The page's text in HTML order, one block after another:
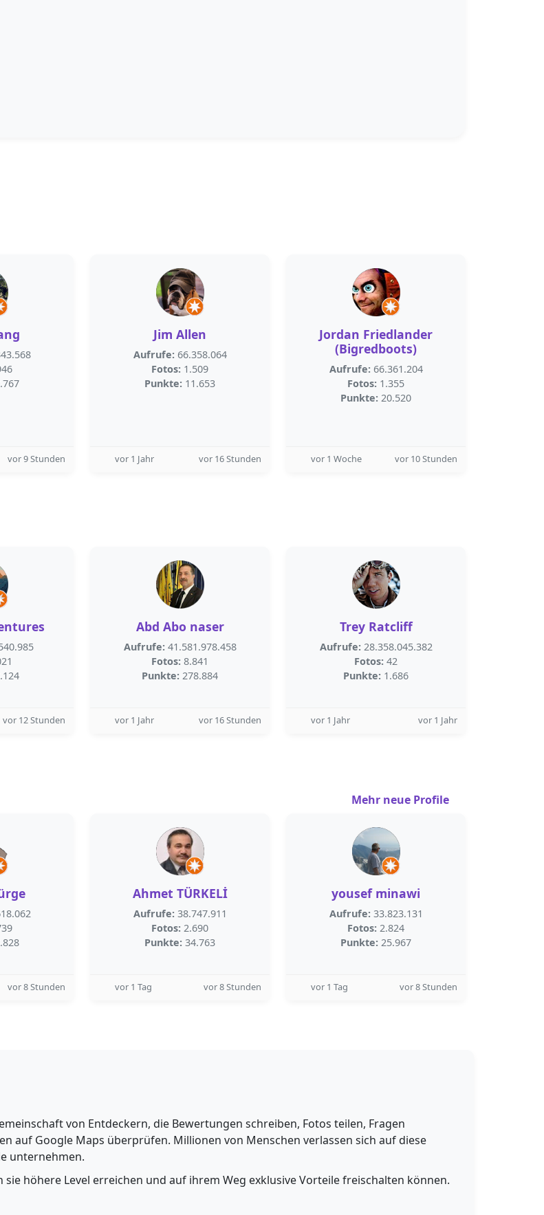
vor 9 Stunden
Jim Allen
Aufrufe: 66.358.064
Fotos: 1.509
Punkte: 11.653
vor 1 Jahr vor 16 Stunden
Jordan Friedlander
(Bigredboots)
Aufrufe: 66.361.204
Fotos: 1.355
Punkte: 20.520
vor 1 Woche vor 10 Stunden
vor 12 Stunden
Abd Abo naser
Aufrufe: 41.581.978.458
Fotos: 8.841
Punkte: 278.884
vor 1 Jahr vor 16 Stunden
Trey Ratcliff
Aufrufe: 28.358.045.382
Fotos: 42
Punkte: 1.686
vor 1 Jahr vor 1 Jahr
Mehr neue Profile
vor 8 Stunden
Ahmet TÜRKELİ
Aufrufe: 38.747.911
Fotos: 2.690
Punkte: 34.763
vor 1 Tag vor 8 Stunden
yousef minawi
Aufrufe: 33.823.131
Fotos: 2.824
Punkte: 25.967
vor 1 Tag vor 8 Stunden
von Entdeckern, die Bewertungen schreiben, Fotos teilen, Fragen
auf Google Maps überprüfen. Millionen von Menschen verlassen sich auf diese
unternehmen.
höhere Level erreichen und auf ihrem Weg exklusive Vorteile freischalten können.